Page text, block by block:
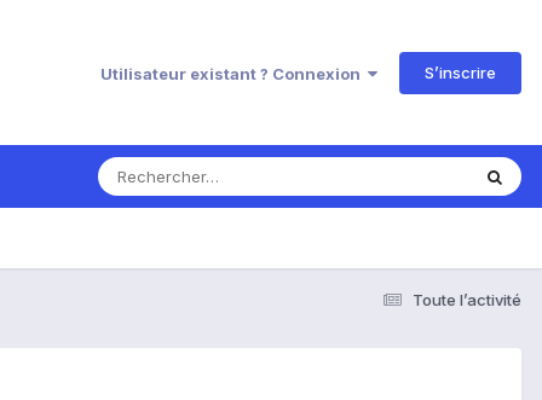
Utilisateur existant ? Connexion S’inscrire
Toute l’activité